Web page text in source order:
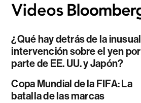
¿Qué hay detrás de la inusual
intervención sobre el yen por
parte de EE. UU. y Japón?
Copa Mundial de la FIFA: La
batalla de las marcas